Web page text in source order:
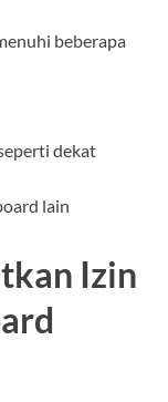
beberapa
dekat
lain
Izin